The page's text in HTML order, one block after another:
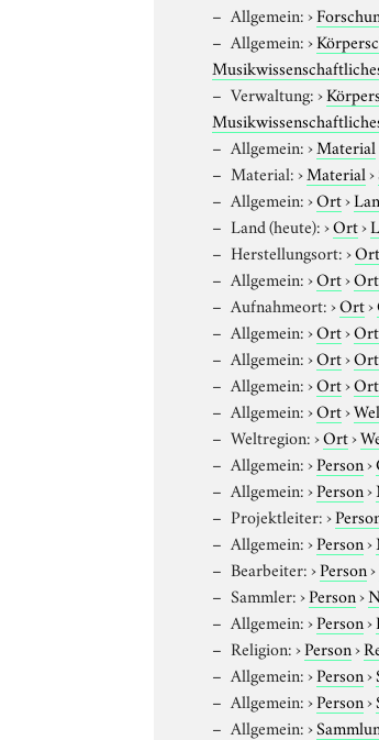
Allgemein:›
Allgemein:›
Verwaltung:›
Allgemein:›Material
Material:›Material›
Allgemein:›Ort›
Land (heute):›Ort›
Herstellungsort:›Ort
Allgemein:›Ort›
Aufnahmeort:›Ort›
Allgemein:›Ort›
Allgemein:›Ort›
Allgemein:›Ort›
Allgemein:›Ort›
Weltregion:›Ort›
Allgemein:›Person›
Allgemein:›Person›
Projektleiter:›
Allgemein:›Person›
Bearbeiter:›Person›
Sammler:›Person›
Allgemein:›Person›
Religion:›Person›
Allgemein:›Person›
Allgemein:›Person›
Allgemein:›